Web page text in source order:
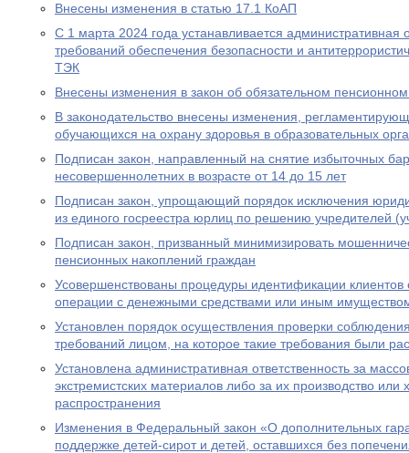
Внесены изменения в статью 17.1 КоАП
С 1 марта 2024 года устанавливается административная
требований обеспечения безопасности и
ТЭК
Внесены изменения в закон об обязательном
В законодательство внесены изменения,
обучающихся на охрану здоровья в образовательных
Подписан закон, направленный на снятие избыточных
несовершеннолетних в возрасте от 14 до 15 лет
Подписан закон, упрощающий порядок исключения
из единого госреестра юрлиц по решению учредителей
Подписан закон, призванный минимизировать
пенсионных накоплений граждан
Усовершенствованы процедуры идентификации
операции с денежными средствами или иным
Установлен порядок осуществления проверки
требований лицом, на которое такие требования были
Установлена административная ответственность за
экстремистских материалов либо за их производство или
распространения
Изменения в Федеральный закон «О дополнительных
поддержке детей-сирот и детей, оставшихся без